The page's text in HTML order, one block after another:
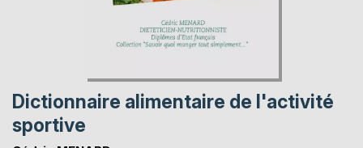
Dictionnaire alimentaire de l'activité
sportive